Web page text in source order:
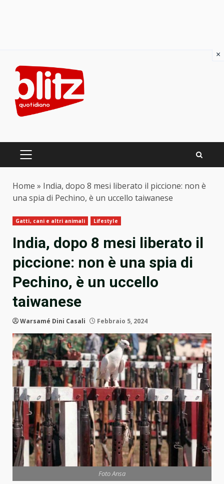
content
PRIMARY
Home » India, dopo 8 mesi liberato il piccione: non è
una spia di Pechino, è un uccello taiwanese
Gatti, cani e altri animali Lifestyle
India, dopo 8 mesi liberato il
piccione: non è una spia di
Pechino, è un uccello
taiwanese
Warsamé Dini Casali Febbraio 5, 2024
Foto Ansa
×